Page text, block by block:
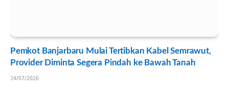
Pemkot Banjarbaru Mulai Tertibkan Kabel Semrawut,
Provider Diminta Segera Pindah ke Bawah Tanah
24/07/2026